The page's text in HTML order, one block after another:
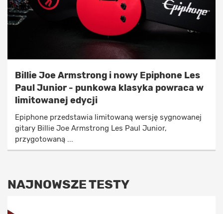
Billie Joe Armstrong i nowy Epiphone Les
Paul Junior - punkowa klasyka powraca w
limitowanej edycji
Epiphone przedstawia limitowaną wersję sygnowanej
gitary Billie Joe Armstrong Les Paul Junior,
przygotowaną ...
NAJNOWSZE TESTY